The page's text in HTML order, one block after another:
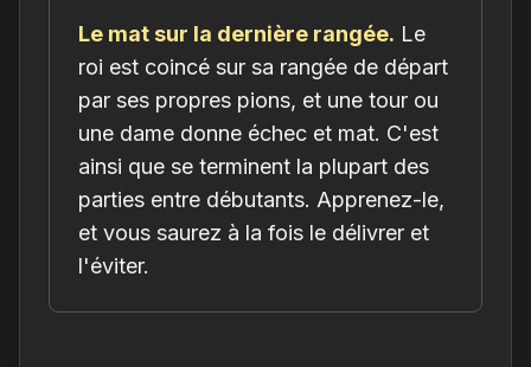
Le mat sur la dernière rangée. Le
roi est coincé sur sa rangée de départ
par ses propres pions, et une tour ou
une dame donne échec et mat. C'est
ainsi que se terminent la plupart des
parties entre débutants. Apprenez-le,
et vous saurez à la fois le délivrer et
l'éviter.